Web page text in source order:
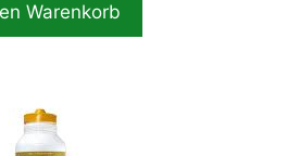
Warenkorb